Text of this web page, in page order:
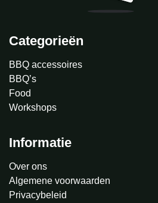
Categorieën
BBQ accessoires
BBQ’s
Food
Workshops
Informatie
Over ons
Algemene voorwaarden
Privacybeleid